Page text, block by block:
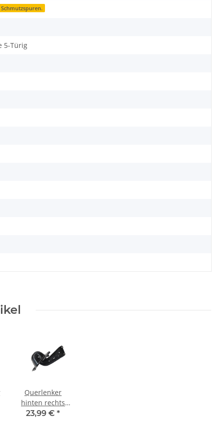
5-Türig
Querlenker
hinten rechts
5Q0505226C
23,99 € *